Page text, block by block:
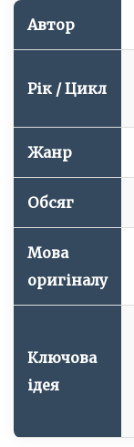
Автор
Рік / Цикл
Жанр
Обсяг
Мова
оригіналу
Ключова
ідея